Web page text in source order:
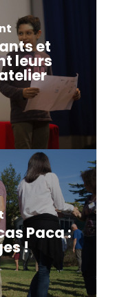
et
leurs
Paca :
!